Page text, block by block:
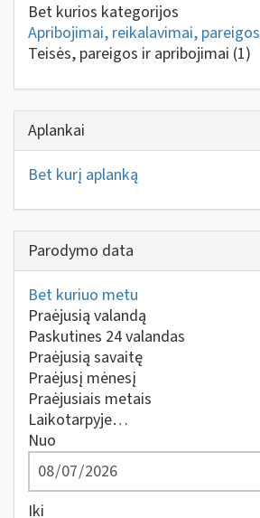
Bet kurios kategorijos
Apribojimai, reikalavimai, pareigos
Teisės, pareigos ir apribojimai (1)
Aplankai
Bet kurį aplanką
Parodymo data
Bet kuriuo metu
Praėjusią valandą
Paskutines 24 valandas
Praėjusią savaitę
Praėjusį mėnesį
Praėjusiais metais
Laikotarpyje…
Nuo
Iki